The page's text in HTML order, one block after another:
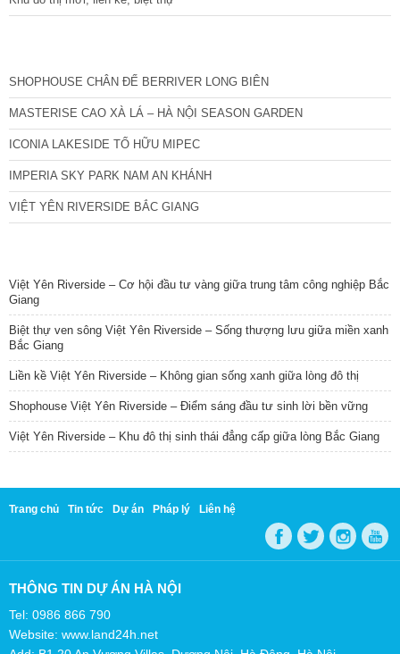
SHOPHOUSE CHÂN ĐẾ BERRIVER LONG BIÊN
MASTERISE CAO XÀ LÁ – HÀ NỘI SEASON GARDEN
ICONIA LAKESIDE TỐ HỮU MIPEC
IMPERIA SKY PARK NAM AN KHÁNH
VIỆT YÊN RIVERSIDE BẮC GIANG
Việt Yên Riverside – Cơ hội đầu tư vàng giữa trung tâm công nghiệp Bắc
Giang
Biệt thự ven sông Việt Yên Riverside – Sống thượng lưu giữa miền xanh
Bắc Giang
Liền kề Việt Yên Riverside – Không gian sống xanh giữa lòng đô thị
Shophouse Việt Yên Riverside – Điểm sáng đầu tư sinh lời bền vững
Việt Yên Riverside – Khu đô thị sinh thái đẳng cấp giữa lòng Bắc Giang
Trang chủ Tin tức Dự án Pháp lý Liên hệ
THÔNG TIN DỰ ÁN HÀ NỘI
Tel: 0986 866 790
Website: www.land24h.net